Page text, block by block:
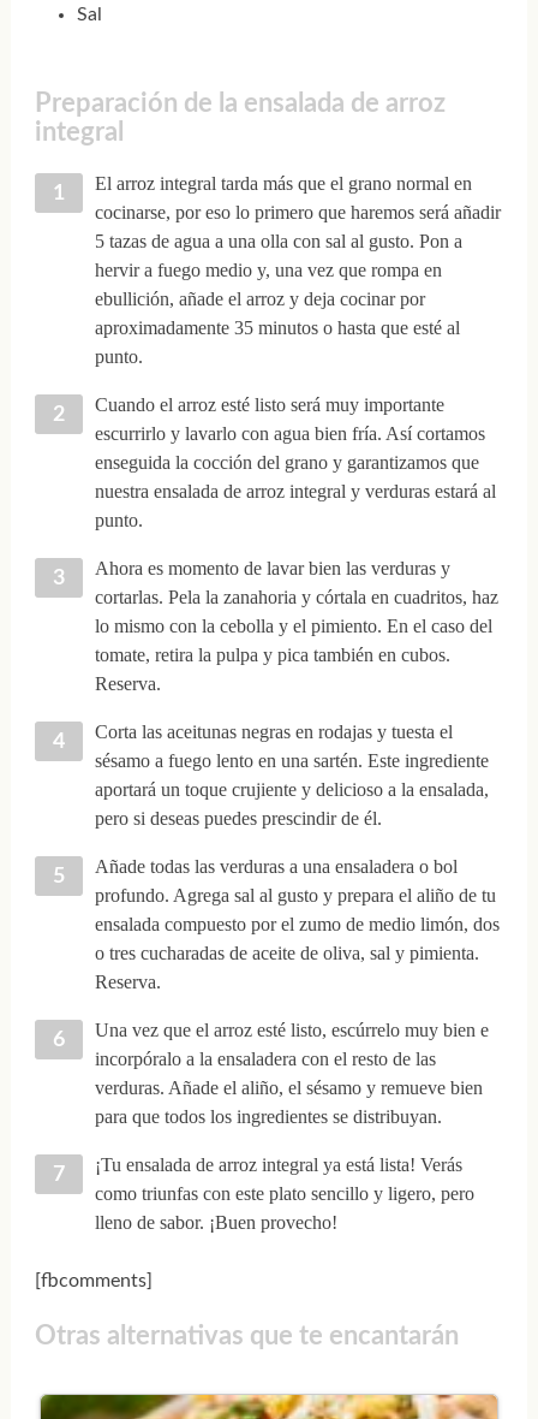
Sal
Preparación de la ensalada de arroz
integral
El arroz integral tarda más que el grano normal en
cocinarse, por eso lo primero que haremos será añadir
5 tazas de agua a una olla con sal al gusto. Pon a
hervir a fuego medio y, una vez que rompa en
ebullición, añade el arroz y deja cocinar por
aproximadamente 35 minutos o hasta que esté al
punto.
Cuando el arroz esté listo será muy importante
escurrirlo y lavarlo con agua bien fría. Así cortamos
enseguida la cocción del grano y garantizamos que
nuestra ensalada de arroz integral y verduras estará al
punto.
Ahora es momento de lavar bien las verduras y
cortarlas. Pela la zanahoria y córtala en cuadritos, haz
lo mismo con la cebolla y el pimiento. En el caso del
tomate, retira la pulpa y pica también en cubos.
Reserva.
Corta las aceitunas negras en rodajas y tuesta el
sésamo a fuego lento en una sartén. Este ingrediente
aportará un toque crujiente y delicioso a la ensalada,
pero si deseas puedes prescindir de él.
Añade todas las verduras a una ensaladera o bol
profundo. Agrega sal al gusto y prepara el aliño de tu
ensalada compuesto por el zumo de medio limón, dos
o tres cucharadas de aceite de oliva, sal y pimienta.
Reserva.
Una vez que el arroz esté listo, escúrrelo muy bien e
incorpóralo a la ensaladera con el resto de las
verduras. Añade el aliño, el sésamo y remueve bien
para que todos los ingredientes se distribuyan.
¡Tu ensalada de arroz integral ya está lista! Verás
como triunfas con este plato sencillo y ligero, pero
lleno de sabor. ¡Buen provecho!
[fbcomments]
Otras alternativas que te encantarán